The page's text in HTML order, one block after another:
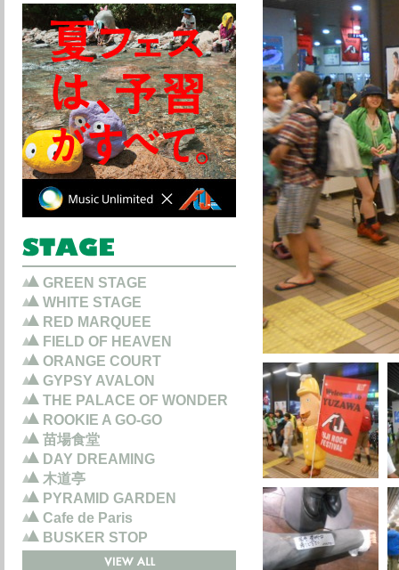
GREEN STAGE
WHITE STAGE
RED MARQUEE
FIELD OF HEAVEN
ORANGE COURT
GYPSY AVALON
THE PALACE OF WONDER
ROOKIE A GO-GO
苗場食堂
DAY DREAMING
木道亭
PYRAMID GARDEN
Cafe de Paris
BUSKER STOP